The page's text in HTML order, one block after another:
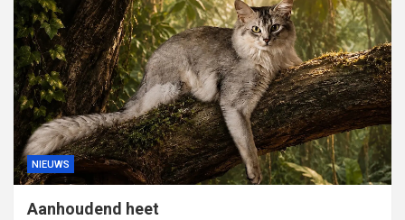
NIEUWS
Aanhoudend heet